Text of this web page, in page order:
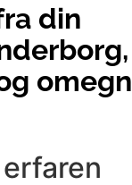
din
omegn